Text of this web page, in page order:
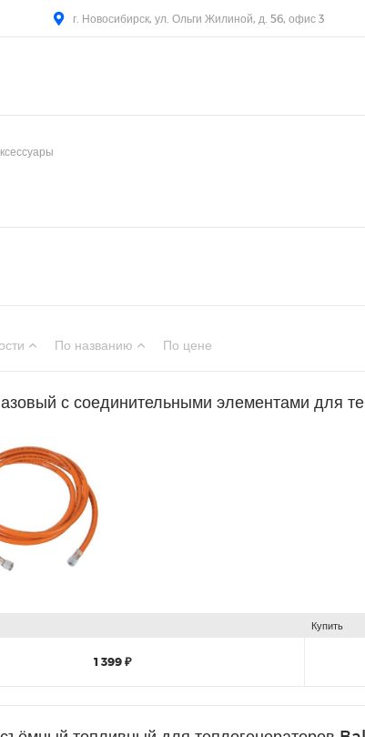
г. Новосибирск, ул. Ольги Жилиной, д. 56, офис 3
По названию По цене
с соединительными элементами для
Купить
1 399 ₽